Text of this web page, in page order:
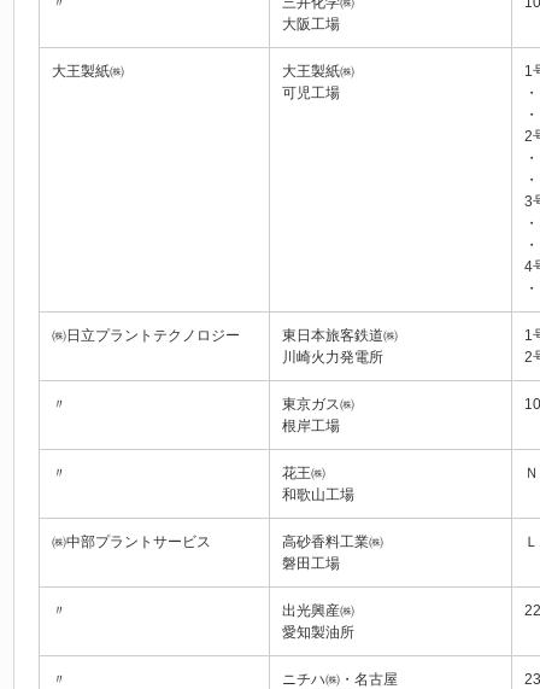
大阪工場
大王製紙㈱
大王製紙㈱
可児工場
1
2
3
4
㈱日立プラントテクノロジー
東日本旅客鉄道㈱
川崎火力発電所
1
2
〃
東京ガス㈱
根岸工場
〃
花王㈱
和歌山工場
㈱中部プラントサービス
高砂香料工業㈱
磐田工場
〃
出光興産㈱
愛知製油所
〃
ニチハ㈱・名古屋